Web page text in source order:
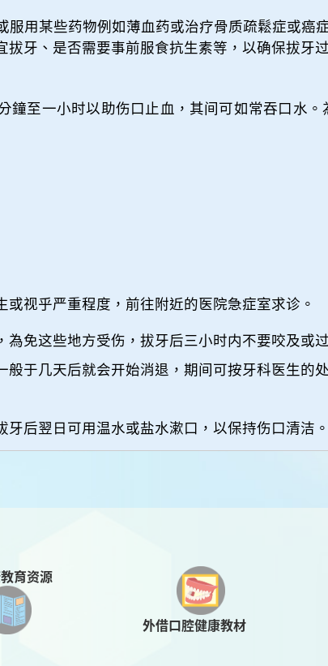
服用某些药物例如薄血药或治疗骨质疏鬆症或
牙、是否需要事前服食抗生素等，以确保拔牙
鐘至一小时以助伤口止血，其间可如常吞口水
视乎严重程度，前往附近的医院急症室求诊。
免这些地方受伤，拔牙后三小时内不要咬及或
于几天后就会开始消退，期间可按牙科医生的
后翌日可用温水或盐水漱口，以保持伤口清洁。
育资源
外借口腔健康教材